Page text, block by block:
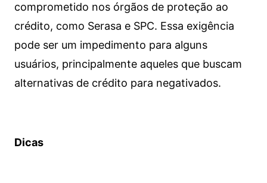
comprometido nos órgãos de proteção ao
crédito, como Serasa e SPC. Essa exigência
pode ser um impedimento para alguns
usuários, principalmente aqueles que buscam
alternativas de crédito para negativados.
Dicas